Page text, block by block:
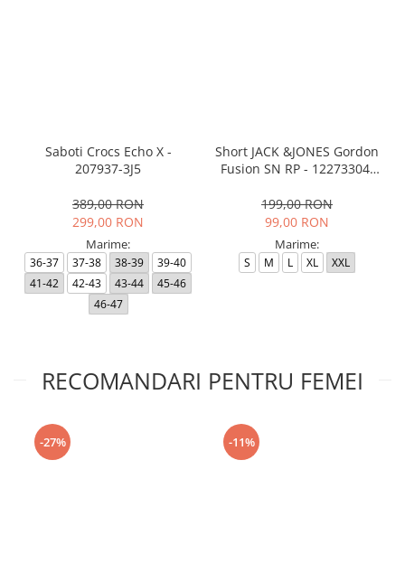
Saboti Crocs Echo X -
207937-3J5
389,00 RON
299,00 RON
Marime:
36-37 37-38 38-39
39-40
41-42
42-43 43-44
45-46
46-47
Short JACK &JONES Gordon
Fusion SN RP - 12273304-
199,00 RON
99,00 RON
Marime:
S M L XL XXL
RECOMANDARI PENTRU FEMEI
-27% -11%